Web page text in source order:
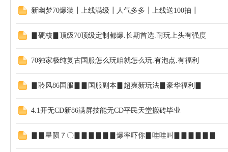
新幽梦70爆装┃上线满级┃人气多多┃上线送100抽┃
▊硬核▊顶级70顶级定制都爆.长期首选.耐玩上头有强度
70独家极纯复古国服怎么玩咱就怎么玩.有泡点.有福利
▊聆风86国服▊▊国服副本▊超爽新玩法▊豪华福利▊
4.1开无CD新86满屏技能无CD平民天堂搬砖毕业
▊▊星陨７〇▊▊▊▊▊▊爆率吓你▊哇哇叫▊▊▊▊▊▊